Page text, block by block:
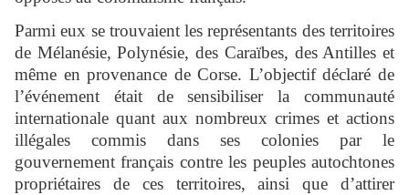
Parmi eux se trouvaient les représentants des territoires
de Mélanésie, Polynésie, des Caraïbes, des Antilles et
même en provenance de Corse. L’objectif déclaré de
l’événement était de sensibiliser la communauté
internationale quant aux nombreux crimes et actions
illégales commis dans ses colonies par le
gouvernement français contre les peuples autochtones
propriétaires de ces territoires, ainsi que d’attirer